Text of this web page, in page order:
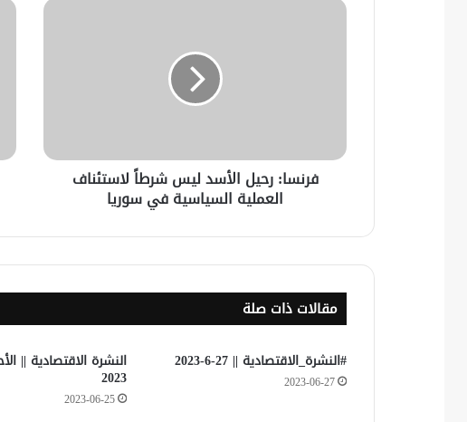
فرنسا: رحيل الأسد ليس شرطاً لاستئناف
العملية السياسية في سوريا
مقالات ذات صلة
#النشرة_الاقتصادية || 27-6-2023
2023-06-27
2023
2023-06-25